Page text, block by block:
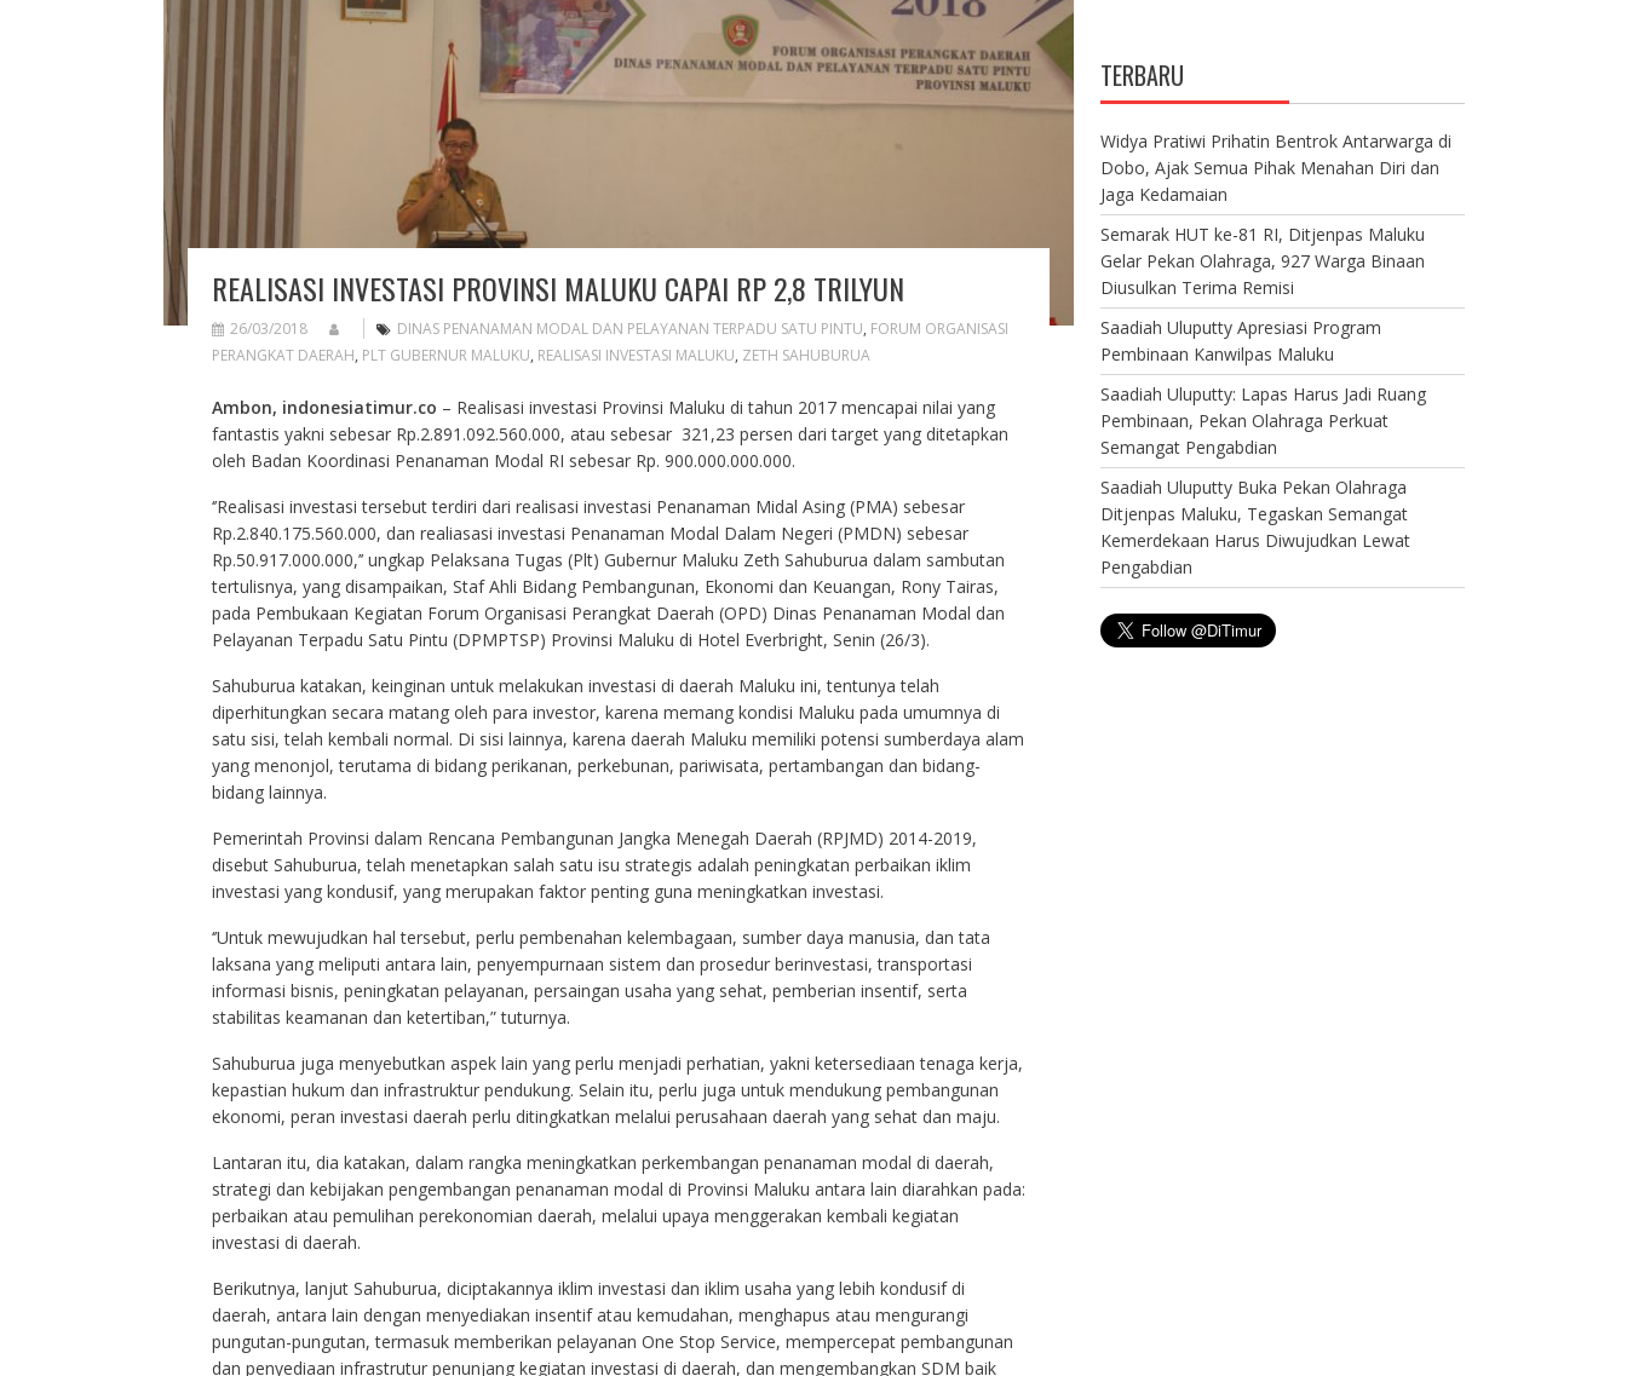
REALISASI INVESTASI PROVINSI MALUKU CAPAI RP 2,8 TRILYUN
26/03/2018 DINAS PENANAMAN MODAL DAN PELAYANAN TERPADU SATU PINTU, FORUM ORGANISASI
PERANGKAT DAERAH, PLT GUBERNUR MALUKU, REALISASI INVESTASI MALUKU, ZETH SAHUBURUA
Ambon, indonesiatimur.co – Realisasi investasi Provinsi Maluku di tahun 2017 mencapai nilai yang
fantastis yakni sebesar Rp.2.891.092.560.000, atau sebesar 321,23 persen dari target yang ditetapkan
oleh Badan Koordinasi Penanaman Modal RI sebesar Rp. 900.000.000.000.
‘’Realisasi investasi tersebut terdiri dari realisasi investasi Penanaman Midal Asing (PMA) sebesar
Rp.2.840.175.560.000, dan realiasasi investasi Penanaman Modal Dalam Negeri (PMDN) sebesar
Rp.50.917.000.000,’’ ungkap Pelaksana Tugas (Plt) Gubernur Maluku Zeth Sahuburua dalam sambutan
tertulisnya, yang disampaikan, Staf Ahli Bidang Pembangunan, Ekonomi dan Keuangan, Rony Tairas,
pada Pembukaan Kegiatan Forum Organisasi Perangkat Daerah (OPD) Dinas Penanaman Modal dan
Pelayanan Terpadu Satu Pintu (DPMPTSP) Provinsi Maluku di Hotel Everbright, Senin (26/3).
Sahuburua katakan, keinginan untuk melakukan investasi di daerah Maluku ini, tentunya telah
diperhitungkan secara matang oleh para investor, karena memang kondisi Maluku pada umumnya di
satu sisi, telah kembali normal. Di sisi lainnya, karena daerah Maluku memiliki potensi sumberdaya alam
yang menonjol, terutama di bidang perikanan, perkebunan, pariwisata, pertambangan dan bidang-
bidang lainnya.
Pemerintah Provinsi dalam Rencana Pembangunan Jangka Menegah Daerah (RPJMD) 2014-2019,
disebut Sahuburua, telah menetapkan salah satu isu strategis adalah peningkatan perbaikan iklim
investasi yang kondusif, yang merupakan faktor penting guna meningkatkan investasi.
‘’Untuk mewujudkan hal tersebut, perlu pembenahan kelembagaan, sumber daya manusia, dan tata
laksana yang meliputi antara lain, penyempurnaan sistem dan prosedur berinvestasi, transportasi
informasi bisnis, peningkatan pelayanan, persaingan usaha yang sehat, pemberian insentif, serta
stabilitas keamanan dan ketertiban,” tuturnya.
Sahuburua juga menyebutkan aspek lain yang perlu menjadi perhatian, yakni ketersediaan tenaga kerja,
kepastian hukum dan infrastruktur pendukung. Selain itu, perlu juga untuk mendukung pembangunan
ekonomi, peran investasi daerah perlu ditingkatkan melalui perusahaan daerah yang sehat dan maju.
Lantaran itu, dia katakan, dalam rangka meningkatkan perkembangan penanaman modal di daerah,
strategi dan kebijakan pengembangan penanaman modal di Provinsi Maluku antara lain diarahkan pada:
perbaikan atau pemulihan perekonomian daerah, melalui upaya menggerakan kembali kegiatan
investasi di daerah.
Berikutnya, lanjut Sahuburua, diciptakannya iklim investasi dan iklim usaha yang lebih kondusif di
daerah, antara lain dengan menyediakan insentif atau kemudahan, menghapus atau mengurangi
pungutan-pungutan, termasuk memberikan pelayanan One Stop Service, mempercepat pembangunan
dan penyediaan infrastrutur penunjang kegiatan investasi di daerah, dan mengembangkan SDM baik
TERBARU
Widya Pratiwi Prihatin Bentrok Antarwarga di
Dobo, Ajak Semua Pihak Menahan Diri dan
Jaga Kedamaian
Semarak HUT ke-81 RI, Ditjenpas Maluku
Gelar Pekan Olahraga, 927 Warga Binaan
Diusulkan Terima Remisi
Saadiah Uluputty Apresiasi Program
Pembinaan Kanwilpas Maluku
Saadiah Uluputty: Lapas Harus Jadi Ruang
Pembinaan, Pekan Olahraga Perkuat
Semangat Pengabdian
Saadiah Uluputty Buka Pekan Olahraga
Ditjenpas Maluku, Tegaskan Semangat
Kemerdekaan Harus Diwujudkan Lewat
Pengabdian